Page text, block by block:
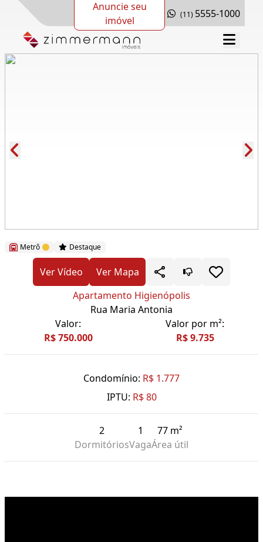
Anuncie seu
imóvel
(11) 5555-1000
Metrô Destaque
Ver Vídeo
Ver Mapa
Apartamento Higienópolis
Rua Maria Antonia
Valor:
R$ 750.000
Valor por m²:
R$ 9.735
Condomínio: R$ 1.777
IPTU: R$ 80
2
Dormitórios
1
Vaga
77 m²
Área útil